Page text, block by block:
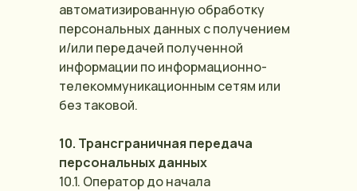
автоматизированную обработку
персональных данных с получением
и/или передачей полученной
информации по информационно-
телекоммуникационным сетям или
без таковой.
10. Трансграничная передача
персональных данных
10.1. Оператор до начала